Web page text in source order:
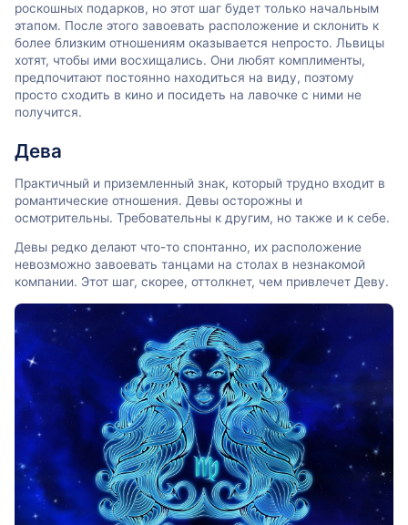
роскошных подарков, но этот шаг будет только начальным
этапом. После этого завоевать расположение и склонить к
более близким отношениям оказывается непросто. Львицы
хотят, чтобы ими восхищались. Они любят комплименты,
предпочитают постоянно находиться на виду, поэтому
просто сходить в кино и посидеть на лавочке с ними не
получится.
Дева
Практичный и приземленный знак, который трудно входит в
романтические отношения. Девы осторожны и
осмотрительны. Требовательны к другим, но также и к себе.
Девы редко делают что-то спонтанно, их расположение
невозможно завоевать танцами на столах в незнакомой
компании. Этот шаг, скорее, оттолкнет, чем привлечет Деву.